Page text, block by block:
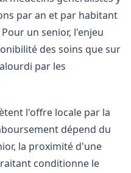
par an et par habitant
un senior, l'enjeu
des soins que sur
par les
l'offre locale par la
dépend du
la proximité d'une
conditionne le